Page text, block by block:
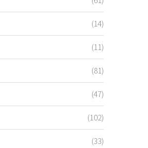
(14)
(11)
(81)
(47)
(102)
(33)